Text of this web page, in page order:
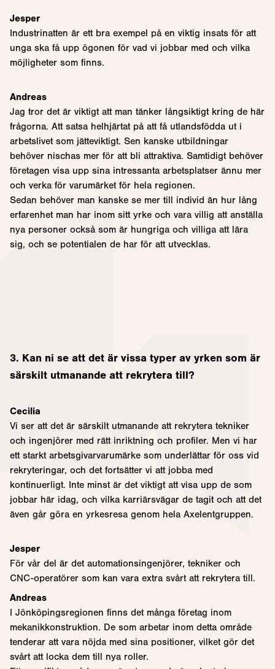
Jesper
Industrinatten är ett bra exempel på en viktig insats för att
unga ska få upp ögonen för vad vi jobbar med och vilka
möjligheter som finns.
Andreas
Jag tror det är viktigt att man tänker långsiktigt kring de här
frågorna. Att satsa helhjärtat på att få utlandsfödda ut i
arbetslivet som jätteviktigt. Sen kanske utbildningar
behöver nischas mer för att bli attraktiva. Samtidigt behöver
företagen visa upp sina intressanta arbetsplatser ännu mer
och verka för varumärket för hela regionen.
Sedan behöver man kanske se mer till individ än hur lång
erfarenhet man har inom sitt yrke och vara villig att anställa
nya personer också som är hungriga och villiga att lära
sig, och se potentialen de har för att utvecklas.
3. Kan ni se att det är vissa typer av yrken som är
särskilt utmanande att rekrytera till?
Cecilia
Vi ser att det är särskilt utmanande att rekrytera tekniker
och ingenjörer med rätt inriktning och profiler. Men vi har
ett starkt arbetsgivarvarumärke som underlättar för oss vid
rekryteringar, och det fortsätter vi att jobba med
kontinuerligt. Inte minst är det viktigt att visa upp de som
jobbar här idag, och vilka karriärsvägar de tagit och att det
även går göra en yrkesresa genom hela Axelentgruppen.
Jesper
För vår del är det automationsingenjörer, tekniker och
CNC-operatörer som kan vara extra svårt att rekrytera till.
Andreas
I Jönköpingsregionen finns det många företag inom
mekanikkonstruktion. De som arbetar inom detta område
tenderar att vara nöjda med sina positioner, vilket gör det
svårt att locka dem till nya roller.